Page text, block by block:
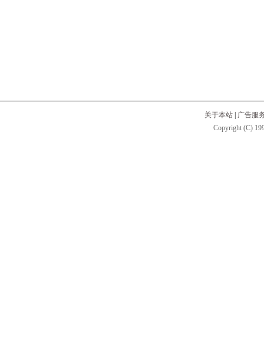
关于本站
广告服
Copyright (C)